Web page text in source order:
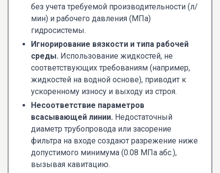
без учета требуемой производительности (л/
мин) и рабочего давления (МПа)
гидросистемы.
Игнорирование вязкости и типа рабочей
среды. Использование жидкостей, не
соответствующих требованиям (например,
жидкостей на водной основе), приводит к
ускоренному износу и выходу из строя.
Несоответствие параметров
всасывающей линии. Недостаточный
диаметр трубопровода или засорение
фильтра на входе создают разрежение ниже
допустимого минимума (0.08 МПа абс.),
вызывая кавитацию.